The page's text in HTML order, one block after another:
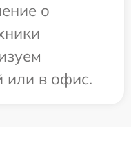
о
или в офис.